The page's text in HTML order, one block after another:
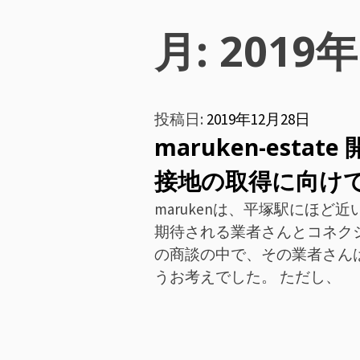
ン
メ
ニ
ュ
ー
月: 2019
投稿日: 2019年12月28日
maruken-estate
接地の取得に向け
marukenは、平塚駅にほど近
期待される業者さんとコネ
の商談の中で、その業者さ
うお考えでした。 ただし、